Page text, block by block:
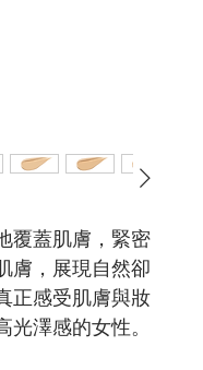
覆蓋肌膚，緊密
膚，展現自然卻
正感受肌膚與妝
澤感的女性。